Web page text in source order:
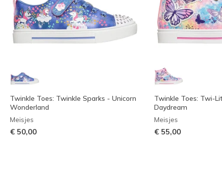
Twinkle Toes: Twinkle Sparks - Unicorn
Wonderland
Meisjes
€ 50,00
Twinkle Toes: Twi-
Daydream
Meisjes
€ 55,00